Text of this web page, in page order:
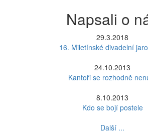
Napsali o
29.3.2018
16. Miletínské divadelní
24.10.2013
Kantoři se rozhodně
8.10.2013
Kdo se bojí postele
Další ...